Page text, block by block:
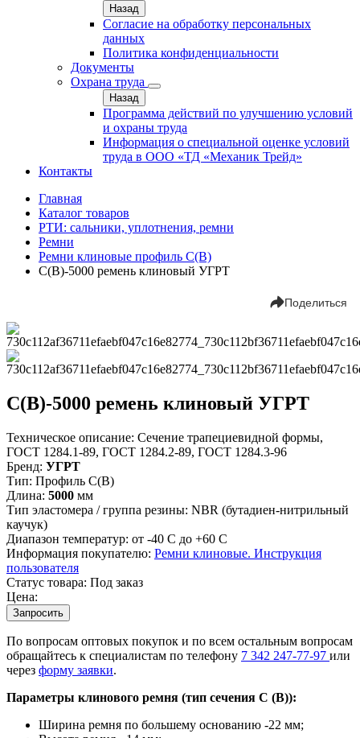
Назад
Согласие на обработку персональных
данных
Политика конфиденциальности
Документы
Охрана труда
Назад
Программа действий по улучшению условий
и охраны труда
Информация о специальной оценке условий
труда в ООО «ТД «Механик Трейд»
Контакты
Главная
Каталог товаров
РТИ: сальники, уплотнения, ремни
Ремни
Ремни клиновые профиль C(В)
C(В)-5000 ремень клиновый УГРТ
Поделиться
C(В)-5000 ремень клиновый УГРТ
Техническое описание: Сечение трапециевидной формы,
ГОСТ 1284.1-89, ГОСТ 1284.2-89, ГОСТ 1284.3-96
Бренд: УГРТ
Тип: Профиль C(В)
Длина: 5000 мм
Тип эластомера / группа резины: NBR (бутадиен-нитрильный
каучук)
Диапазон температур: от -40 С до +60 С
Информация покупателю: Ремни клиновые. Инструкция
пользователя
Статус товара: Под заказ
Цена:
Запросить
По вопросам оптовых покупок и по всем остальным вопросам
обращайтесь к специалистам по телефону 7 342 247-77-97 или
через форму заявки.
Параметры клинового ремня (тип сечения С (В)):
Ширина ремня по большему основанию -22 мм;